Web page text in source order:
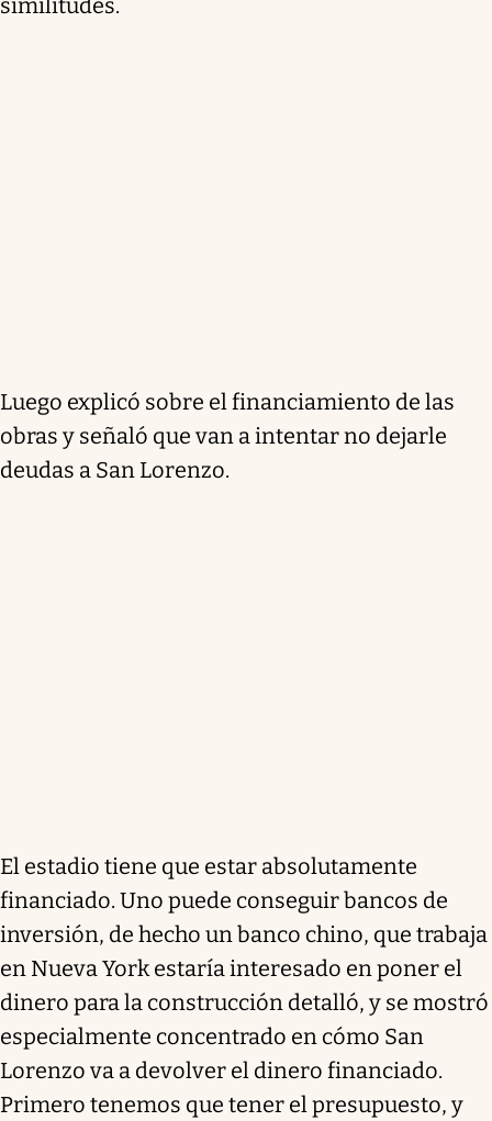
similitudes.
Luego explicó sobre el financiamiento de las
obras y señaló que van a intentar no dejarle
deudas a San Lorenzo.
El estadio tiene que estar absolutamente
financiado. Uno puede conseguir bancos de
inversión, de hecho un banco chino, que trabaja
en Nueva York estaría interesado en poner el
dinero para la construcción detalló, y se mostró
especialmente concentrado en cómo San
Lorenzo va a devolver el dinero financiado.
Primero tenemos que tener el presupuesto, y